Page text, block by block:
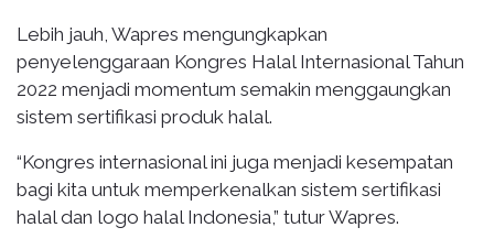
Lebih jauh, Wapres mengungkapkan
penyelenggaraan Kongres Halal Internasional Tahun
2022 menjadi momentum semakin menggaungkan
sistem sertifikasi produk halal.
“Kongres internasional ini juga menjadi kesempatan
bagi kita untuk memperkenalkan sistem sertifikasi
halal dan logo halal Indonesia,” tutur Wapres.